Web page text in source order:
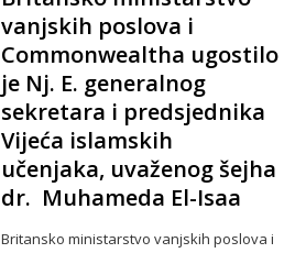
vanjskih poslova i
Commonwealtha ugostilo
je Nj. E. generalnog
sekretara i predsjednika
Vijeća islamskih
učenjaka, uvaženog šejha
dr. Muhameda El-Isaa
Britansko ministarstvo vanjskih poslova i